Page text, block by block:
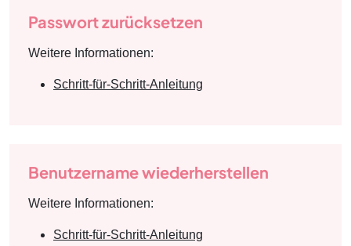
Passwort zurücksetzen
Weitere Informationen:
Schritt-für-Schritt-Anleitung
Benutzername wiederherstellen
Weitere Informationen:
Schritt-für-Schritt-Anleitung